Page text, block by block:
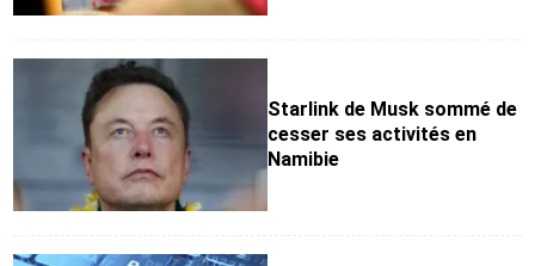
Starlink de Musk sommé de
cesser ses activités en
Namibie